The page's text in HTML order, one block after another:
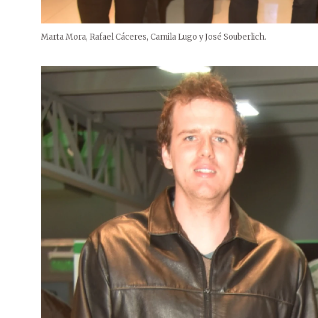
Marta Mora, Rafael Cáceres, Camila Lugo y José Souberlich.